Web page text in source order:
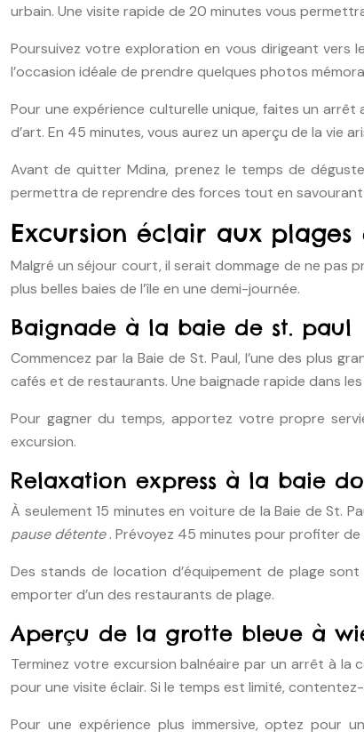
urbain. Une visite rapide de 20 minutes vous
Poursuivez votre exploration en vous dirigeant vers
l’occasion idéale de prendre quelques photos
Pour une expérience culturelle unique, faites un
d’art. En 45 minutes, vous aurez un aperçu de la vie
Avant de quitter Mdina, prenez le temps de
permettra de reprendre des forces tout en savourant
Excursion éclair aux plages
Malgré un séjour court, il serait dommage de ne pas
plus belles baies de l’île en une demi-journée.
Baignade à la baie de st. paul
Commencez par la Baie de St. Paul, l’une des plus
cafés et de restaurants. Une baignade rapide dans
Pour gagner du temps, apportez votre propre
excursion.
Relaxation express à la baie
À seulement 15 minutes en voiture de la Baie de St.
pause détente. Prévoyez 45 minutes pour profiter
Des stands de location d’équipement de plage
emporter d’un des restaurants de plage.
Aperçu de la grotte bleue à
Terminez votre excursion balnéaire par un arrêt à la
pour une visite éclair. Si le temps est limité,
Pour une expérience plus immersive, optez pour